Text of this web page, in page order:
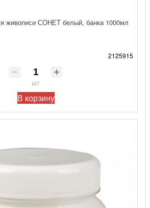
живописи СОНЕТ белый, банка 1000мл
2125915
шт
В корзину